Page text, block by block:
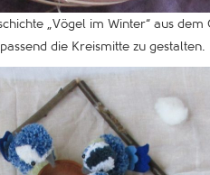
„Vögel im Winter“ aus dem
die Kreismitte zu gestalten.